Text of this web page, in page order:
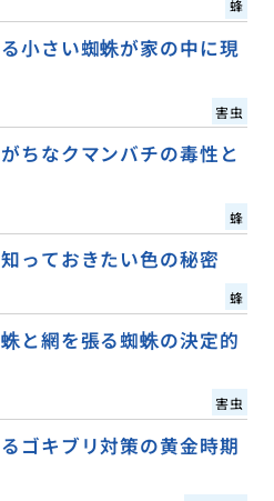
蜂
小さい蜘蛛が家の中に現
害虫
ちなクマンバチの毒性と
蜂
っておきたい色の秘密
蜂
と網を張る蜘蛛の決定的
害虫
ゴキブリ対策の黄金時期